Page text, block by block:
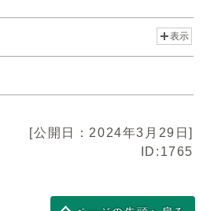
表示
[公開日：2024年3月29日]
ID:1765